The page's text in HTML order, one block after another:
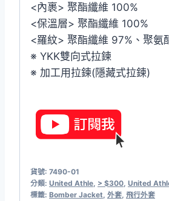
<內裹> 聚酯纖維 100%
<保溫層> 聚酯纖維 100%
<羅紋> 聚酯纖維 97%、聚氨
※ YKK雙向式拉鍊
※ 加工用拉鍊(隱藏式拉鍊)
貨號: 7490-01
分類: United Athle, > $300, United
標籤: Bomber Jacket, 外套, 飛行外套